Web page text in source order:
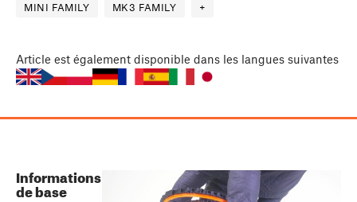
MINI FAMILY
MK3 FAMILY +
Article est également disponible dans les langues suivantes
Informations
de base